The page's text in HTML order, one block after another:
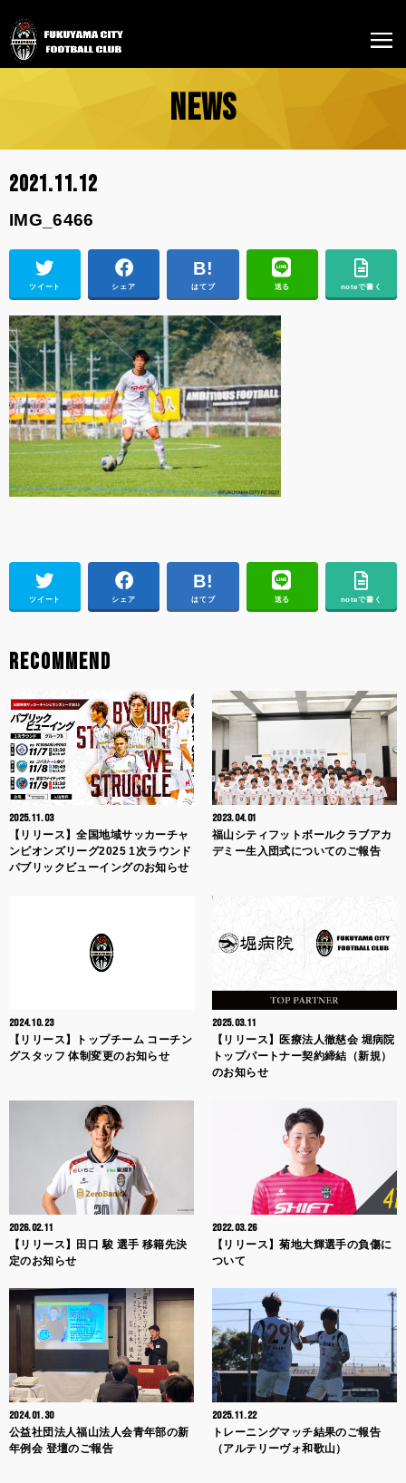
NEWS
2021.11.12
IMG_6466
ツイート シェア はてブ 送る noteで書く
ツイート シェア はてブ 送る noteで書く
RECOMMEND
2025.11.03
【リリース】全国地域サッカーチャ
ンピオンズリーグ2025 1次ラウンド
パブリックビューイングのお知らせ
2023.04.01
福山シティフットボールクラブアカ
デミー生入団式についてのご報告
2024.10.23
【リリース】トップチーム コーチン
グスタッフ 体制変更のお知らせ
2025.03.11
【リリース】医療法人徹慈会 堀病院
トップパートナー契約締結（新規）
のお知らせ
2026.02.11
【リリース】田口 駿 選手 移籍先決
定のお知らせ
2022.03.26
【リリース】菊地大輝選手の負傷に
ついて
2024.01.30
公益社団法人福山法人会青年部の新
年例会 登壇のご報告
2025.11.22
トレーニングマッチ結果のご報告
（アルテリーヴォ和歌山）